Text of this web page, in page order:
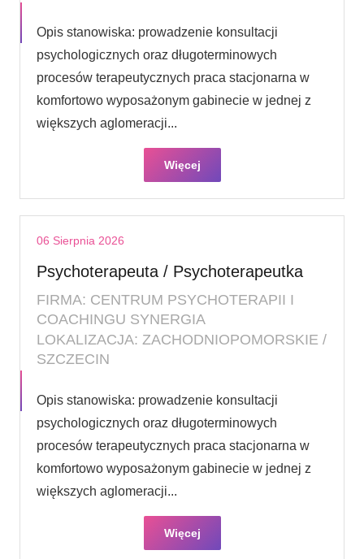
Opis stanowiska: prowadzenie konsultacji
psychologicznych oraz długoterminowych
procesów terapeutycznych praca stacjonarna w
komfortowo wyposażonym gabinecie w jednej z
większych aglomeracji...
Więcej
06 Sierpnia 2026
Psychoterapeuta / Psychoterapeutka
FIRMA: CENTRUM PSYCHOTERAPII I
COACHINGU SYNERGIA
LOKALIZACJA: ZACHODNIOPOMORSKIE /
SZCZECIN
Opis stanowiska: prowadzenie konsultacji
psychologicznych oraz długoterminowych
procesów terapeutycznych praca stacjonarna w
komfortowo wyposażonym gabinecie w jednej z
większych aglomeracji...
Więcej